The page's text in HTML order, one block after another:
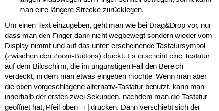
man eine längere Strecke zurücklegen.
Um einen Text einzugeben, geht man wie bei Drag&Drop vor, nur
dass man den Finger dann nicht wegbewegt sondern wieder vom
Display nimmt und auf das unten erscheinende Tastatursymbol
(zwischen den Zoom-Buttons) drückt. Es erscheint eine Tastatur
auf dem Bildschirm, die im ungünstigen Fall den Bereich
verdeckt, in dem man etwas eingeben möchte. Wenn man aber
die oben vorgeschlagene alternativ-Tastatur benutzt, kann man
innerhalb der ersten zwei Sekunden, nachdem man die Tastatur
geöffnet hat, Pfeil-oben
↑ drücken. Dann verschiebt sich der